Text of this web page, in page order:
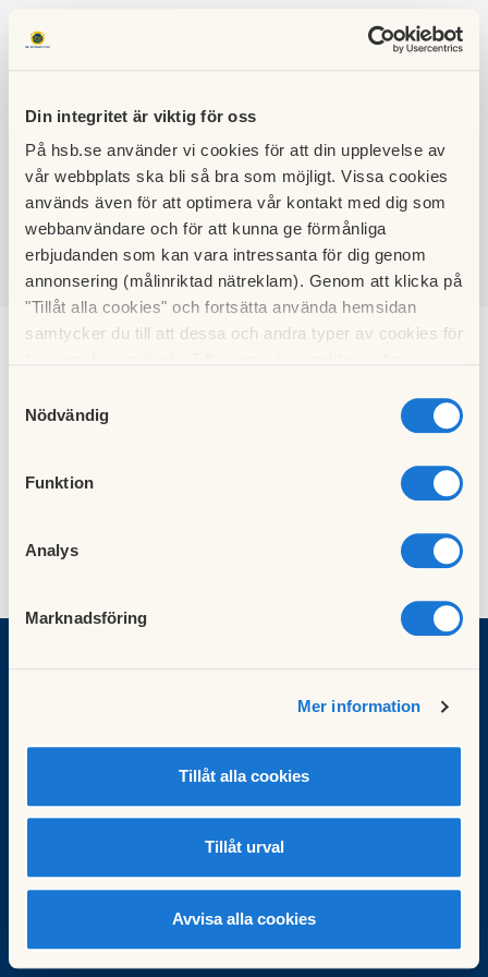
Din integritet är viktig för oss
På hsb.se använder vi cookies för att din upplevelse av
vår webbplats ska bli så bra som möjligt. Vissa cookies
används även för att optimera vår kontakt med dig som
webbanvändare och för att kunna ge förmånliga
erbjudanden som kan vara intressanta för dig genom
annonsering (målinriktad nätreklam). Genom att klicka på
"Tillåt alla cookies" och fortsätta använda hemsidan
samtycker du till att dessa och andra typer av cookies för
cookies och välja att endast tillåta ett urval.
Nödvändig
Funktion
Analys
Marknadsföring
Mer information
Tillåt alla cookies
Tillåt urval
Avvisa alla cookies
HSB BRF
PEPPARED
SÖK LOGGA IN
431 50 Mölndal
styrelsen@peppared.se
Facebook
Cookieinställningar
Redigera hemsida